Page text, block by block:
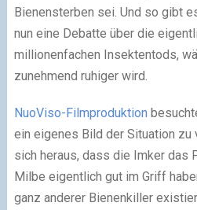
Bienensterben sei. Und so gibt
nun eine Debatte über die
millionenfachen Insektentods,
zunehmend ruhiger wird.
NuoViso-Filmproduktion
ein eigenes Bild der Situation
sich heraus, dass die Imker das
Milbe eigentlich gut im Griff
ganz anderer Bienenkiller